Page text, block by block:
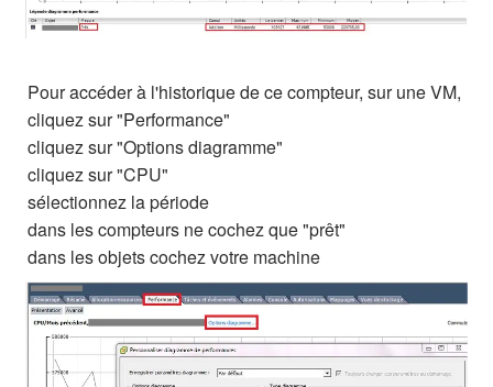
Pour accéder à l'historique de ce compteur, sur une VM,
cliquez sur "Performance"
cliquez sur "Options diagramme"
cliquez sur "CPU"
sélectionnez la période
dans les compteurs ne cochez que "prêt"
dans les objets cochez votre machine